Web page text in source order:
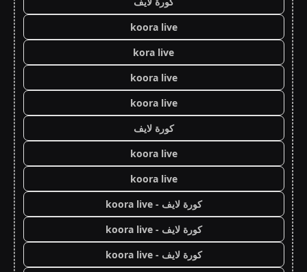
koora live
kora live
koora live
koora live
كورة لايف
koora live
koora live
كورة لايف - koora live
كورة لايف - koora live
كورة لايف - koora live